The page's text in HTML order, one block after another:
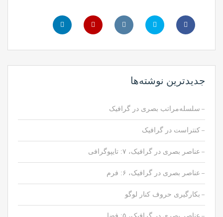
جدیدترین نوشته‌ها
سلسله‌مراتب بصری در گرافیک
کنتراست در گرافیک
عناصر بصری در گرافیک، ۷: تایپوگرافی
عناصر بصری در گرافیک، ۶: فرم
بکارگیری حروف کنار لوگو